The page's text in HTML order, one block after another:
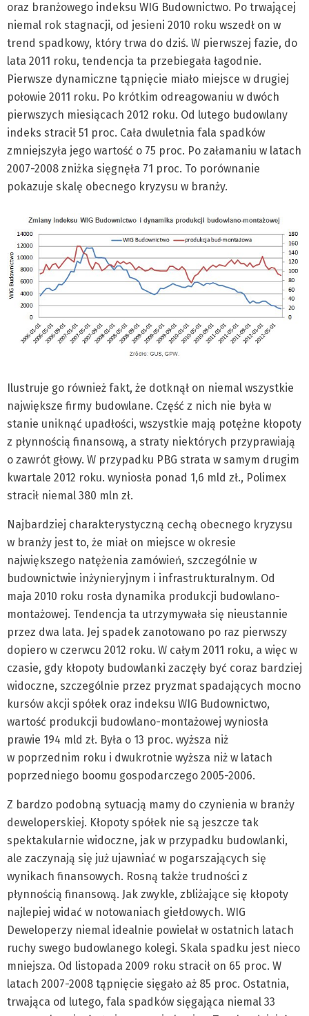
oraz branżowego indeksu WIG Budownictwo. Po trwającej
niemal rok stagnacji, od jesieni 2010 roku wszedł on w
trend spadkowy, który trwa do dziś. W pierwszej fazie, do
lata 2011 roku, tendencja ta przebiegała łagodnie.
Pierwsze dynamiczne tąpnięcie miało miejsce w drugiej
połowie 2011 roku. Po krótkim odreagowaniu w dwóch
pierwszych miesiącach 2012 roku. Od lutego budowlany
indeks stracił 51 proc. Cała dwuletnia fala spadków
zmniejszyła jego wartość o 75 proc. Po załamaniu w latach
2007-2008 zniżka sięgnęła 71 proc. To porównanie
pokazuje skalę obecnego kryzysu w branży.
Ilustruje go również fakt, że dotknął on niemal wszystkie
największe firmy budowlane. Część z nich nie była w
stanie uniknąć upadłości, wszystkie mają potężne kłopoty
z płynnością finansową, a straty niektórych przyprawiają
o zawrót głowy. W przypadku PBG strata w samym drugim
kwartale 2012 roku. wyniosła ponad 1,6 mld zł., Polimex
stracił niemal 380 mln zł.
Najbardziej charakterystyczną cechą obecnego kryzysu
w branży jest to, że miał on miejsce w okresie
największego natężenia zamówień, szczególnie w
budownictwie inżynieryjnym i infrastrukturalnym. Od
maja 2010 roku rosła dynamika produkcji budowlano-
montażowej. Tendencja ta utrzymywała się nieustannie
przez dwa lata. Jej spadek zanotowano po raz pierwszy
dopiero w czerwcu 2012 roku. W całym 2011 roku, a więc w
czasie, gdy kłopoty budowlanki zaczęły być coraz bardziej
widoczne, szczególnie przez pryzmat spadających mocno
kursów akcji spółek oraz indeksu WIG Budownictwo,
wartość produkcji budowlano-montażowej wyniosła
prawie 194 mld zł. Była o 13 proc. wyższa niż
w poprzednim roku i dwukrotnie wyższa niż w latach
poprzedniego boomu gospodarczego 2005-2006.
Z bardzo podobną sytuacją mamy do czynienia w branży
deweloperskiej. Kłopoty spółek nie są jeszcze tak
spektakularnie widoczne, jak w przypadku budowlanki,
ale zaczynają się już ujawniać w pogarszających się
wynikach finansowych. Rosną także trudności z
płynnością finansową. Jak zwykle, zbliżające się kłopoty
najlepiej widać w notowaniach giełdowych. WIG
Deweloperzy niemal idealnie powielał w ostatnich latach
ruchy swego budowlanego kolegi. Skala spadku jest nieco
mniejsza. Od listopada 2009 roku stracił on 65 proc. W
latach 2007-2008 tąpnięcie sięgało aż 85 proc. Ostatnia,
trwająca od lutego, fala spadków sięgająca niemal 33